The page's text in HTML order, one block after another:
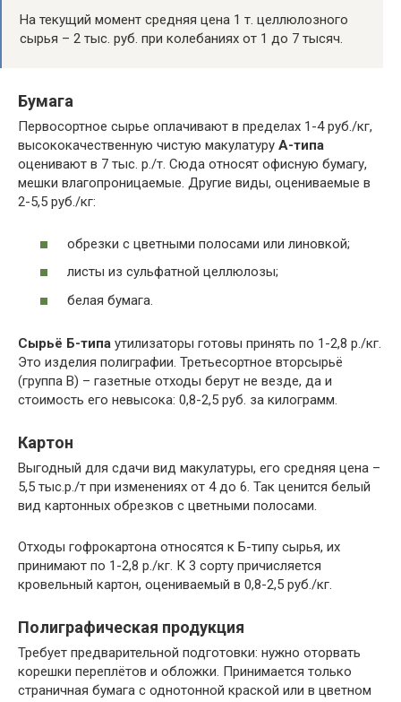
На текущий момент средняя цена 1 т. целлюлозного
сырья – 2 тыс. руб. при колебаниях от 1 до 7 тысяч.
Бумага
Первосортное сырье оплачивают в пределах 1-4 руб./кг,
высококачественную чистую макулатуру А-типа
оценивают в 7 тыс. р./т. Сюда относят офисную бумагу,
мешки влагопроницаемые. Другие виды, оцениваемые в
2-5,5 руб./кг:
обрезки с цветными полосами или линовкой;
листы из сульфатной целлюлозы;
белая бумага.
Сырьё Б-типа утилизаторы готовы принять по 1-2,8 р./кг.
Это изделия полиграфии. Третьесортное вторсырьё
(группа В) – газетные отходы берут не везде, да и
стоимость его невысока: 0,8-2,5 руб. за килограмм.
Картон
Выгодный для сдачи вид макулатуры, его средняя цена –
5,5 тыс.р./т при изменениях от 4 до 6. Так ценится белый
вид картонных обрезков с цветными полосами.
Отходы гофрокартона относятся к Б-типу сырья, их
принимают по 1-2,8 р./кг. К 3 сорту причисляется
кровельный картон, оцениваемый в 0,8-2,5 руб./кг.
Полиграфическая продукция
Требует предварительной подготовки: нужно оторвать
корешки переплётов и обложки. Принимается только
страничная бумага с однотонной краской или в цветном